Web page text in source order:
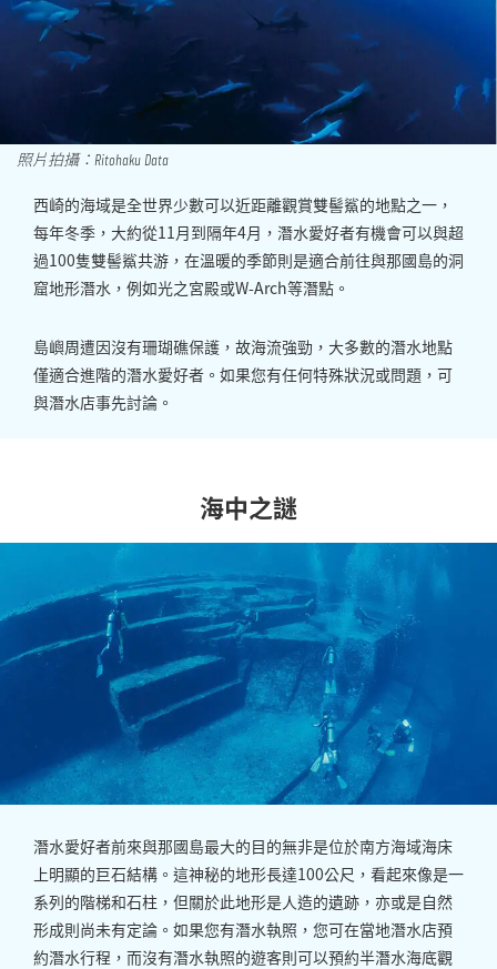
照片拍攝：Ritohaku Data
西崎的海域是全世界少數可以近距離觀賞雙髻鯊的地點之一，
每年冬季，大約從11月到隔年4月，潛水愛好者有機會可以與超
過100隻雙髻鯊共游，在溫暖的季節則是適合前往與那國島的洞
窟地形潛水，例如光之宮殿或W-Arch等潛點。
島嶼周遭因沒有珊瑚礁保護，故海流強勁，大多數的潛水地點
僅適合進階的潛水愛好者。如果您有任何特殊狀況或問題，可
與潛水店事先討論。
海中之謎
潛水愛好者前來與那國島最大的目的無非是位於南方海域海床
上明顯的巨石結構。這神秘的地形長達100公尺，看起來像是一
系列的階梯和石柱，但關於此地形是人造的遺跡，亦或是自然
形成則尚未有定論。如果您有潛水執照，您可在當地潛水店預
約潛水行程，而沒有潛水執照的遊客則可以預約半潛水海底觀